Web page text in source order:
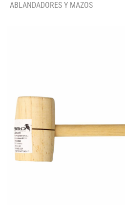
ABLANDADORES Y MAZOS